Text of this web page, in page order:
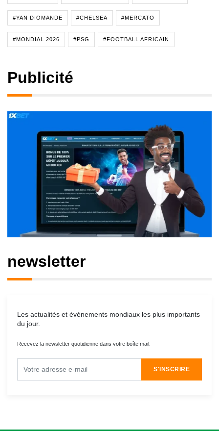
#YAN DIOMANDE #CHELSEA #MERCATO
#MONDIAL 2026 #PSG #FOOTBALL AFRICAIN
Publicité
newsletter
Les actualités et événements mondiaux les plus importants
du jour.
Recevez la newsletter quotidienne dans votre boîte mail.
S'INSCRIRE